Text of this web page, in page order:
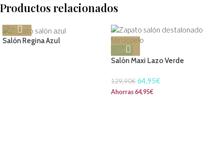
Productos relacionados
Salón Regina Azul
-50%
Salón Maxi Lazo Verde
129,90€ 64,95€
Ahorras64,95€